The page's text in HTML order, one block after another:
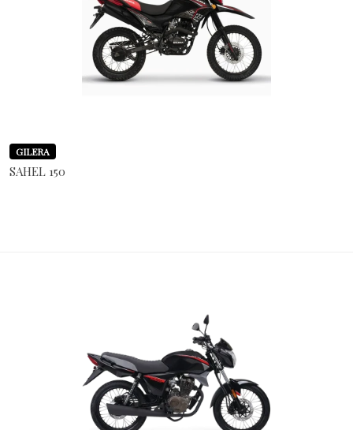
GILERA
SAHEL 150